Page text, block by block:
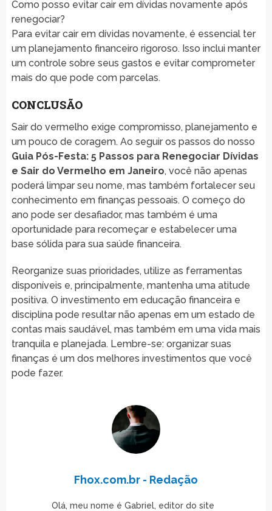
Como posso evitar cair em dívidas novamente após
renegociar?
Para evitar cair em dívidas novamente, é essencial ter
um planejamento financeiro rigoroso. Isso inclui manter
um controle sobre seus gastos e evitar comprometer
mais do que pode com parcelas.
CONCLUSÃO
Sair do vermelho exige compromisso, planejamento e
um pouco de coragem. Ao seguir os passos do nosso
Guia Pós-Festa: 5 Passos para Renegociar Dívidas
e Sair do Vermelho em Janeiro, você não apenas
poderá limpar seu nome, mas também fortalecer seu
conhecimento em finanças pessoais. O começo do
ano pode ser desafiador, mas também é uma
oportunidade para recomeçar e estabelecer uma
base sólida para sua saúde financeira.
Reorganize suas prioridades, utilize as ferramentas
disponíveis e, principalmente, mantenha uma atitude
positiva. O investimento em educação financeira e
disciplina pode resultar não apenas em um estado de
contas mais saudável, mas também em uma vida mais
tranquila e planejada. Lembre-se: organizar suas
finanças é um dos melhores investimentos que você
pode fazer.
Fhox.com.br - Redação
Olá, meu nome é Gabriel, editor do site